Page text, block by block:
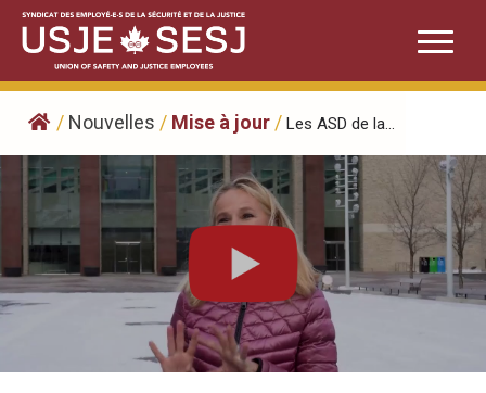
Skip
content
/ Nouvelles / Mise à jour / Les ASD de la...